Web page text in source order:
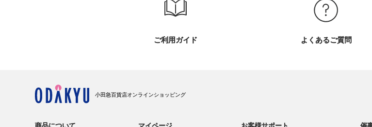
ご利用ガイド よくあるご質問
小田急百貨店オンラインショッピング
商品について マイページ お客様サポート 催